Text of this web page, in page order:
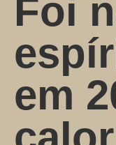
Foi
em